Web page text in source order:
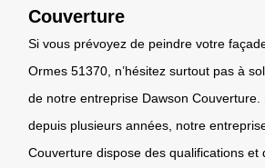
Couverture
Si vous prévoyez de peindre votre
Ormes 51370, n’hésitez surtout pas à
de notre entreprise Dawson Couverture.
depuis plusieurs années, notre
Couverture dispose des qualifications et